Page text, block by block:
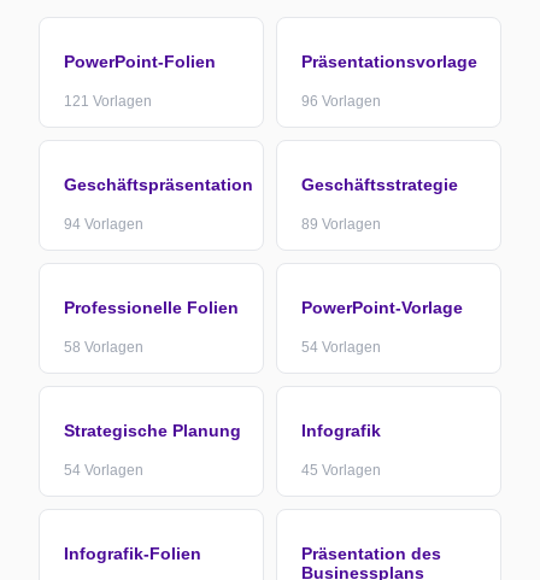
PowerPoint-Folien
121 Vorlagen
Präsentationsvorlage
96 Vorlagen
Geschäftspräsentation
94 Vorlagen
Geschäftsstrategie
89 Vorlagen
Professionelle Folien
58 Vorlagen
PowerPoint-Vorlage
54 Vorlagen
Strategische Planung
54 Vorlagen
Infografik
45 Vorlagen
Infografik-Folien
Präsentation des
Businessplans